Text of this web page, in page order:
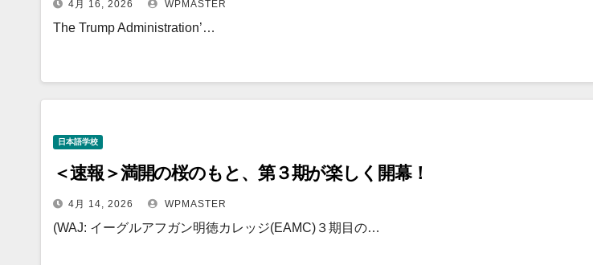
4月 16, 2026 WPMASTER
The Trump Administration’…
日本語学校
＜速報＞満開の桜のもと、第３期が楽しく開幕！
4月 14, 2026 WPMASTER
(WAJ: イーグルアフガン明徳カレッジ(EAMC)３期目の…